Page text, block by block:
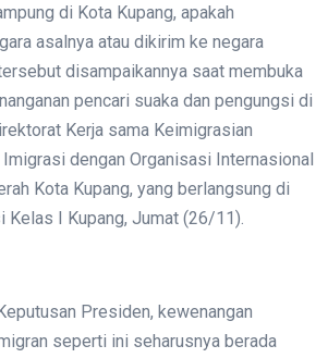
di Kota Kupang, apakah
asalnya atau dikirim ke negara
disampaikannya saat membuka
pencari suaka dan pengungsi di
Kerja sama Keimigrasian
dengan Organisasi Internasional
Kota Kupang, yang berlangsung di
Kelas I Kupang, Jumat (26/11).
Presiden, kewenangan
seperti ini seharusnya berada